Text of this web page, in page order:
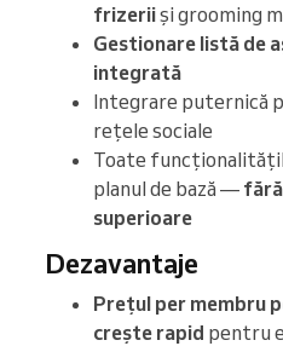
frizeriiși grooming
Gestionare listă de
integrată
Integrare puternică
rețele sociale
Toate
planul de bază —
superioare
Dezavantaje
Prețul per membru
crește rapid pentru